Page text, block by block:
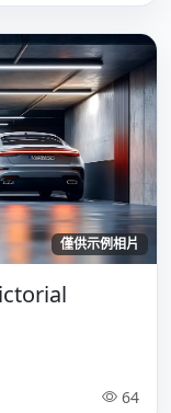
僅供示例相片
64